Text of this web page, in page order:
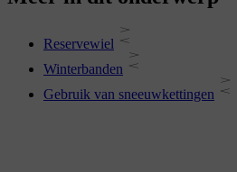
Reservewiel
Winterbanden
Gebruik van sneeuwkettingen